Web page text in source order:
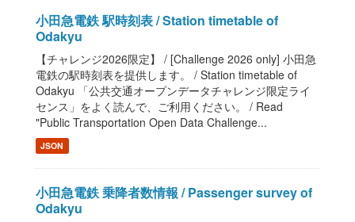
小田急電鉄 駅時刻表 / Station timetable of
Odakyu
【チャレンジ2026限定】 / [Challenge 2026 only] 小田急
電鉄の駅時刻表を提供します。 / Station timetable of
Odakyu 「公共交通オープンデータチャレンジ限定ライ
センス」をよく読んで、ご利用ください。 / Read
"Public Transportation Open Data Challenge...
JSON
小田急電鉄 乗降者数情報 / Passenger survey of
Odakyu